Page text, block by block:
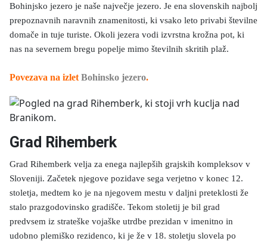
Bohinjsko jezero je naše največje jezero. Je ena slovenskih najbolj
prepoznavnih naravnih znamenitosti, ki vsako leto privabi številne
domače in tuje turiste. Okoli jezera vodi izvrstna krožna pot, ki
nas na severnem bregu popelje mimo številnih skritih plaž.
Povezava na izlet Bohinsko jezero.
Grad Rihemberk
Grad Rihemberk velja za enega najlepših grajskih kompleksov v
Sloveniji. Začetek njegove pozidave sega verjetno v konec 12.
stoletja, medtem ko je na njegovem mestu v daljni preteklosti že
stalo prazgodovinsko gradišče. Tekom stoletij je bil grad
predvsem iz strateške vojaške utrdbe prezidan v imenitno in
udobno plemiško rezidenco, ki je že v 18. stoletju slovela po